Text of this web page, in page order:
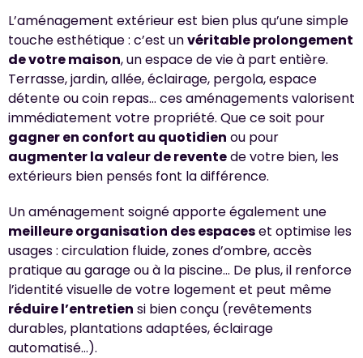
L’aménagement extérieur est bien plus qu’une simple
touche esthétique : c’est unvéritable prolongement
de votre maison, un espace de vie à part entière.
Terrasse, jardin, allée, éclairage, pergola, espace
détente ou coin repas… ces aménagements valorisent
immédiatement votre propriété. Que ce soit pour
gagner en confort au quotidien ou pour
augmenter la valeur de reventede votre bien, les
extérieurs bien pensés font la différence.
Un aménagement soigné apporte également une
meilleure organisation des espaceset optimise les
usages : circulation fluide, zones d’ombre, accès
pratique au garage ou à la piscine… De plus, il renforce
l’identité visuelle de votre logement et peut même
réduire l’entretien si bien conçu (revêtements
durables, plantations adaptées, éclairage
automatisé…).